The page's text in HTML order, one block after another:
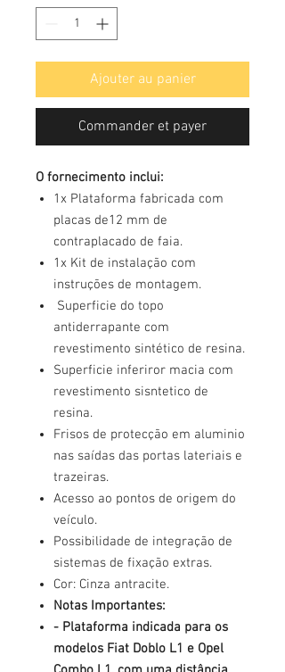
Ajouter au panier
Commander et payer
O fornecimento inclui:
1x Plataforma fabricada com
placas de12 mm de
contraplacado de faia.
1x Kit de instalação com
instruções de montagem.
Superficie do topo
antiderrapante com
revestimento sintético de resina.
Superficie inferiror macia com
revestimento sisntetico de
resina.
Frisos de protecção em aluminio
nas saídas das portas lateriais e
trazeiras.
Acesso ao pontos de origem do
veículo.
Possibilidade de integração de
sistemas de fixação extras.
Cor: Cinza antracite.
Notas Importantes:
- Plataforma indicada para os
modelos Fiat Doblo L1 e Opel